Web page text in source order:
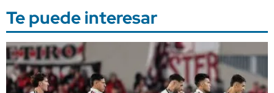
Te puede interesar